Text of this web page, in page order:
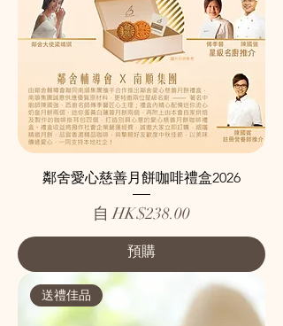
鄰舍愛心慈善月餅咖啡禮盒2026
自HK$238.00
促銷價格
預購
送禮佳品